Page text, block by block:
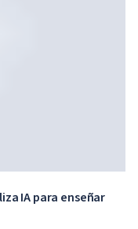
IA para enseñar